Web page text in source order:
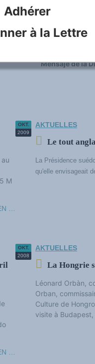
für
Rus
Mensaje de la
M
…
OKT.
2009
AKTUELLES
Le tout
La Présidence
qu'elle envisageait
…
OKT.
2008
AKTUELLES
La Hongrie
Léonard Orbàn,
Orban,
Culture de Hongrois
visite à
Adhérer
à la Lettre